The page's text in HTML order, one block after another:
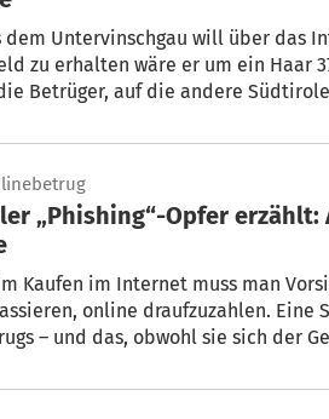
dem Untervinschgau will über das
zu erhalten wäre er um ein Haar
Betrüger, auf die andere
Kaufen im Internet muss man
online draufzuzahlen.
– und das, obwohl sie sich der